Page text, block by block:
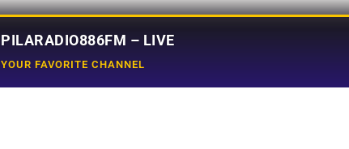
PILARADIO886FM – LIVE
YOUR FAVORITE CHANNEL